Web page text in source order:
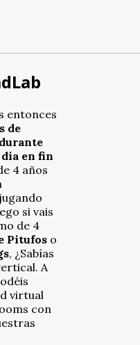
entonces
de
en fin
4 años
si vais
de 4
Pitufos o
, ¿Sabías
A
virtual
con